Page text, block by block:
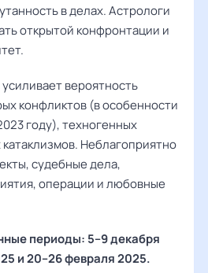
в делах. Астрологи
открытой конфронтации и
вероятность
конфликтов (в особенности
году), техногенных
Неблагоприятно
судебные дела,
операции и любовные
периоды: 5–9 декабря
и 20–26 февраля 2025.